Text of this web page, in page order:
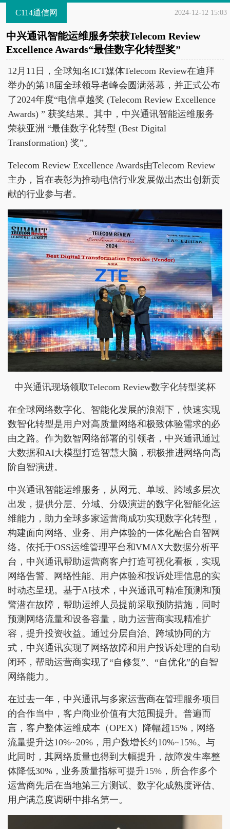
C114通信网 2024-12-12 15:03
中兴通讯智能运维服务荣获Telecom Review
Excellence Awards“最佳数字化转型奖”
12月11日，全球知名ICT媒体Telecom Review在迪拜
举办的第18届全球领导者峰会圆满落幕，并正式公布
了2024年度“电信卓越奖 (Telecom Review Excellence
Awards) ” 获奖结果。其中，中兴通讯智能运维服务
荣获亚洲 “最佳数字化转型 (Best Digital
Transformation) 奖”。
Telecom Review Excellence Awards由Telecom Review
主办，旨在表彰为推动电信行业发展做出杰出创新贡
献的行业参与者。
中兴通讯现场领取Telecom Review数字化转型奖杯
在全球网络数字化、智能化发展的浪潮下，快速实现
数智化转型是用户对高质量网络和极致体验需求的必
由之路。作为数智网络部署的引领者，中兴通讯通过
大数据和AI大模型打造智慧大脑，积极推进网络向高
阶自智演进。
中兴通讯智能运维服务，从网元、单域、跨域多层次
出发，提供分层、分域、分级演进的数字化智能化运
维能力，助力全球多家运营商成功实现数字化转型，
构建面向网络、业务、用户体验的一体化融合自智网
络。依托于OSS运维管理平台和VMAX大数据分析平
台，中兴通讯帮助运营商客户打造可视化看板，实现
网络告警、网络性能、用户体验和投诉处理信息的实
时动态呈现。基于AI技术，中兴通讯可精准预测和预
警潜在故障，帮助运维人员提前采取预防措施，同时
预测网络流量和设备容量，助力运营商实现精准扩
容，提升投资收益。通过分层自治、跨域协同的方
式，中兴通讯实现了网络故障和用户投诉处理的自动
闭环，帮助运营商实现了“自修复”、“自优化”的自智
网络能力。
在过去一年，中兴通讯与多家运营商在管理服务项目
的合作当中，客户商业价值有大范围提升。普遍而
言，客户整体运维成本（OPEX）降幅超15%，网络
流量提升达10%~20%，用户数增长约10%~15%。与
此同时，其网络质量也得到大幅提升，故障发生率整
体降低30%，业务质量指标可提升15%，所合作多个
运营商先后在当地第三方测试、数字化成熟度评估、
用户满意度调研中排名第一。